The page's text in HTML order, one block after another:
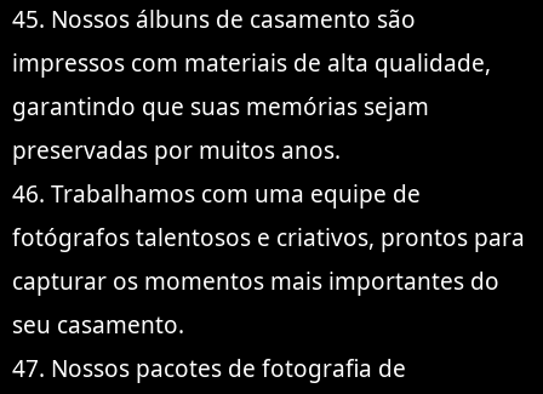
45. Nossos álbuns de casamento são
impressos com materiais de alta qualidade,
garantindo que suas memórias sejam
preservadas por muitos anos.
46. Trabalhamos com uma equipe de
fotógrafos talentosos e criativos, prontos para
capturar os momentos mais importantes do
seu casamento.
47. Nossos pacotes de fotografia de